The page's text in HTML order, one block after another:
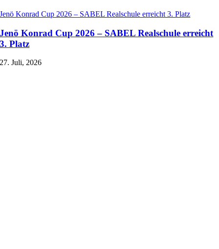
Jenö Konrad Cup 2026 – SABEL Realschule erreicht 3. Platz
Jenö Konrad Cup 2026 – SABEL Realschule erreicht
3. Platz
27. Juli, 2026